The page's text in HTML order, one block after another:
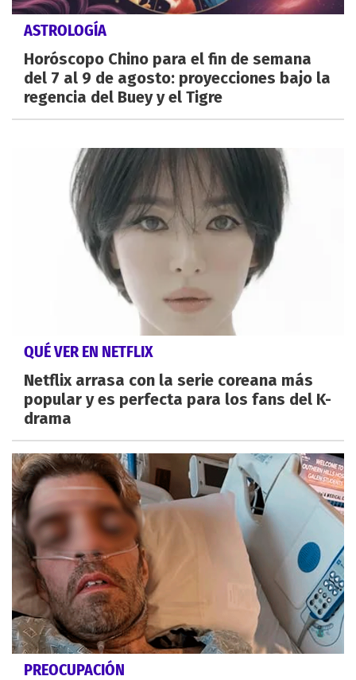
ASTROLOGÍA
Horóscopo Chino para el fin de semana
del 7 al 9 de agosto: proyecciones bajo la
regencia del Buey y el Tigre
QUÉ VER EN NETFLIX
Netflix arrasa con la serie coreana más
popular y es perfecta para los fans del K-
drama
PREOCUPACIÓN